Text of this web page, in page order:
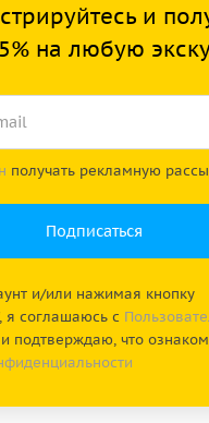
и
на любую
получать рекламную
и/или нажимая кнопку
я соглашаюсь с
и подтверждаю, что